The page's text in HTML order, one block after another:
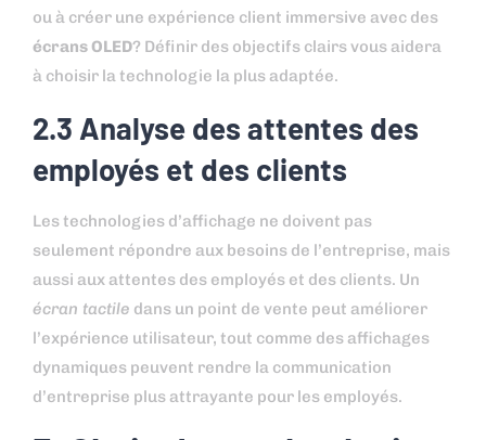
ou à créer une expérience client immersive avec des
écrans OLED? Définir des objectifs clairs vous aidera
à choisir la technologie la plus adaptée.
2.3 Analyse des attentes des
employés et des clients
Les technologies d’affichage ne doivent pas
seulement répondre aux besoins de l’entreprise, mais
aussi aux attentes des employés et des clients. Un
écran tactile dans un point de vente peut améliorer
l’expérience utilisateur, tout comme des affichages
dynamiques peuvent rendre la communication
d’entreprise plus attrayante pour les employés.